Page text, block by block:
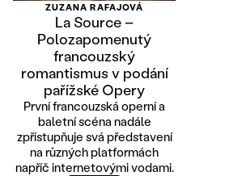
ZUZANA RAFAJOVÁ
La Source –
Polozapomenutý
francouzský
romantismus v podání
pařížské Opery
První francouzská operní a
baletní scéna nadále
zpřístupňuje svá představení
na různých platformách
napříč internetovými vodami.